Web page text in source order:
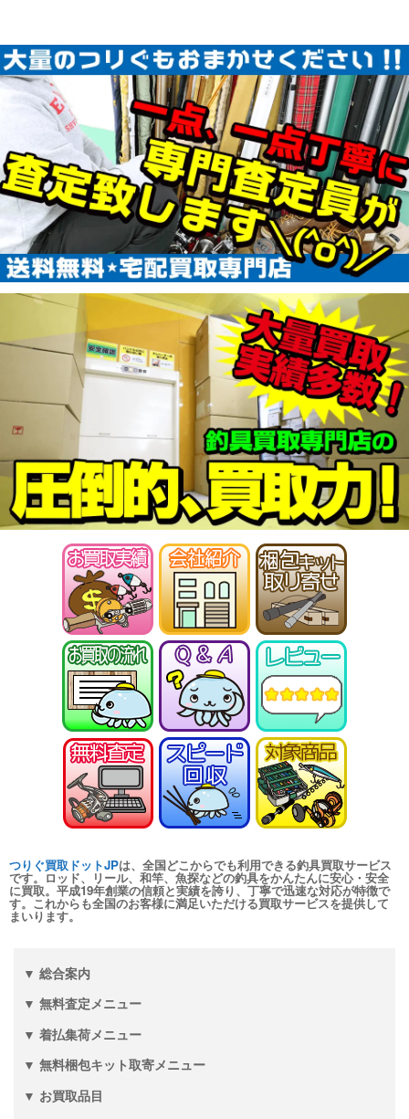
ABU カーディナル3X express 未
使用
釣具買取クーポンturi20260117-
（2026/01/31迄）
45,000円
2026/01/17
ABU カーディナル3BD CDL 未使
用
釣具買取クーポン turi20260117-
03（2026/01/31迄）
42,500円
2026/01/17
ABU カーディナル3 BRX 未使用
釣具買取クーポンturi20260117-
04（2026/01/31迄）
33,000円
2026/01/17
ABU カーディナル4X 未使用
釣具買取クーポン
turi20260117-
（2026/01/31迄）
27,000円
2026/01/17
シマノ ヘラ竿 飛天弓 閃光G 30尺
未使用
釣具買取クーポン
turi20260110-
01（2026/01/31迄）
35,000円
2026/01/10
シマノ ヘラ竿 飛天弓 閃光R 24尺
未使用
釣具買取クーポンturi20260110-
（2026/01/31迄）
33,500円
2026/01/10
シマノ ヘラ竿 普天元 獅子吼 10.5
尺 未使用
釣具買取クーポン turi20260110-
（2026/01/31迄）
33,500円
2026/01/10
シマノ ヘラ竿 朱紋峰 神威 18尺
未使用
釣具買取クーポン
turi20260110-
（2026/01/31迄）
28,500円
2026/01/10
シマノ ヘラ竿 飛天弓 皆空 12尺
未使用
釣具買取クーポン turi20260110-
（2026/01/31迄）
24,000円
2026/01/10
釣具買取クーポンturi20260104-
01（2026/01/31迄）
2026/01/04
和竿 至峰 9.5尺 未使用
02（2026/01/31迄）
和竿 紀州竹竿 山彦 むらさめ 信
8.1尺 未使用
釣具買取クーポン
03（2026/01/31迄）
和竿 源竿師 柳雪 9.2尺 未使用
釣具買取クーポン
つりぐ買取ドットJPは、全国どこからでも利用できる釣具買取サービス
です。ロッド、リール、和竿、魚探などの釣具をかんたんに安心・安全
に買取。平成19年創業の信頼と実績を誇り、丁寧で迅速な対応が特徴で
す。これからも全国のお客様に満足いただける買取サービスを提供して
まいります。
▼ 総合案内
▼ 無料査定メニュー
▼ 着払集荷メニュー
▼ 無料梱包キット取寄メニュー
▼ お買取品目